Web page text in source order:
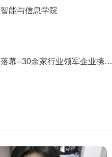
能与信息学院
幕--30余家行业领军企业携…